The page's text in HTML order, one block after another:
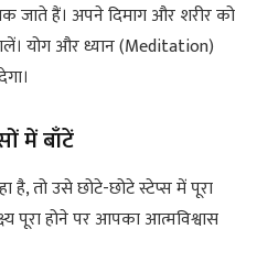
जाते हैं। अपने दिमाग और शरीर को
योग और ध्यान (Meditation)
में बाँटें
है, तो उसे छोटे-छोटे स्टेप्स में पूरा
पूरा होने पर आपका आत्मविश्वास